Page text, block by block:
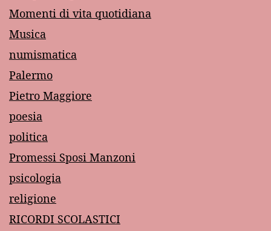
Momenti di vita quotidiana
Musica
numismatica
Palermo
Pietro Maggiore
poesia
politica
Promessi Sposi Manzoni
psicologia
religione
RICORDI SCOLASTICI